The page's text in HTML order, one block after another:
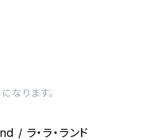
なります。
ラ・ラ・ランド